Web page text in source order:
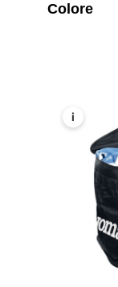
Colore
i